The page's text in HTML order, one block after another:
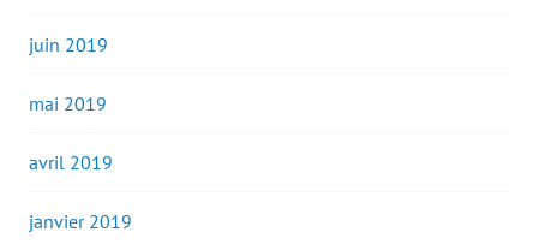
juin 2019
mai 2019
avril 2019
janvier 2019